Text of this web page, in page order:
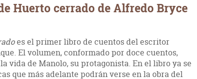
Huerto cerrado de Alfredo Bryce
es el primer libro de cuentos del escritor
El volumen, conformado por doce cuentos,
vida de Manolo, su protagonista. En el libro ya se
que más adelante podrán verse en la obra del